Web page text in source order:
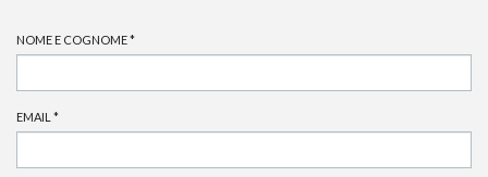
NOME E COGNOME*
EMAIL *